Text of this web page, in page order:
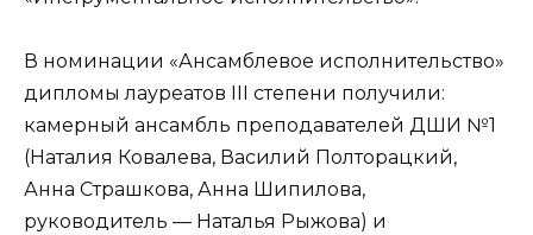
В номинации «Ансамблевое исполнительство»
дипломы лауреатов III степени получили:
камерный ансамбль преподавателей ДШИ №1
(Наталия Ковалева, Василий Полторацкий,
Анна Страшкова, Анна Шипилова,
руководитель — Наталья Рыжова) и